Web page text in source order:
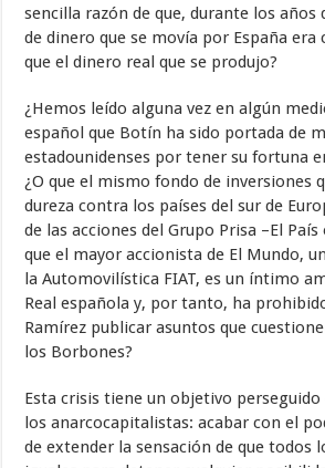
sencilla razón de que, durante los años
de dinero que se movía por España era
que el dinero real que se produjo?
¿Hemos leído alguna vez en algún
español que Botín ha sido portada de
estadounidenses por tener su fortuna
¿O que el mismo fondo de inversiones
dureza contra los países del sur de
de las acciones del Grupo Prisa –El País
que el mayor accionista de El Mundo,
la Automovilística FIAT, es un íntimo
Real española y, por tanto, ha
Ramírez publicar asuntos que
los Borbones?
Esta crisis tiene un objetivo
los anarcocapitalistas: acabar con el
de extender la sensación de que todos